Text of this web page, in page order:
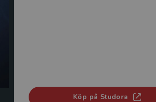
Köp på Studora